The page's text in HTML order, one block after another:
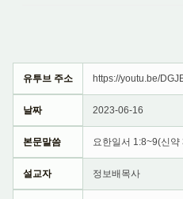
유투브 주소 https://youtu.be/
날짜 2023-06-16
본문말씀 요한일서 1:8~9(신약
설교자 정보배목사